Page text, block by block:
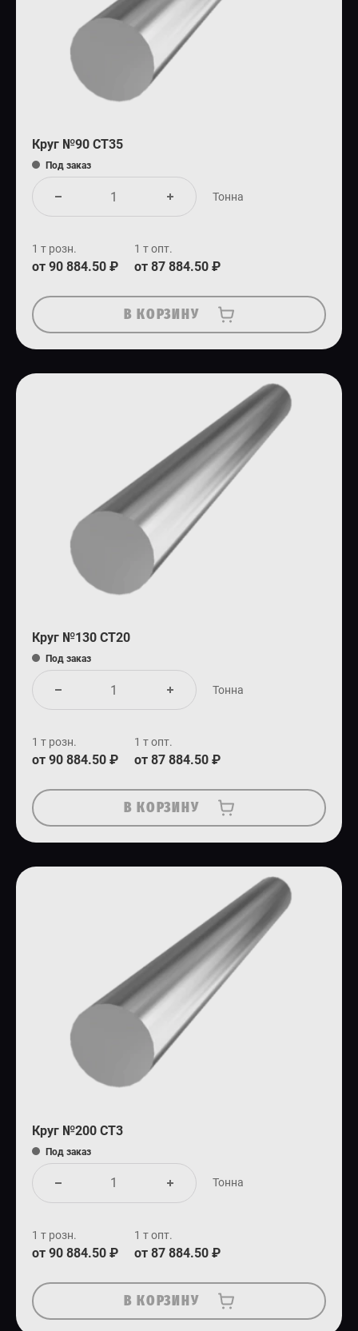
Круг №90 СТ35
Под заказ
Тонна
1 т розн.
от 90 884.50 ₽
1 т опт.
от 87 884.50 ₽
В КОРЗИНУ
Круг №130 СТ20
Под заказ
Тонна
1 т розн.
от 90 884.50 ₽
1 т опт.
от 87 884.50 ₽
В КОРЗИНУ
Круг №200 СТ3
Под заказ
Тонна
1 т розн.
от 90 884.50 ₽
1 т опт.
от 87 884.50 ₽
В КОРЗИНУ